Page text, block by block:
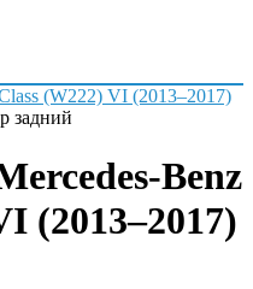
(W222) VI (2013–2017)
задний
Benz
(2013–2017)